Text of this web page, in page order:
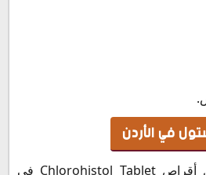
في الأردن
يتوفر دواء كلوروهيستول أقراص Chlorohistol Tablet في